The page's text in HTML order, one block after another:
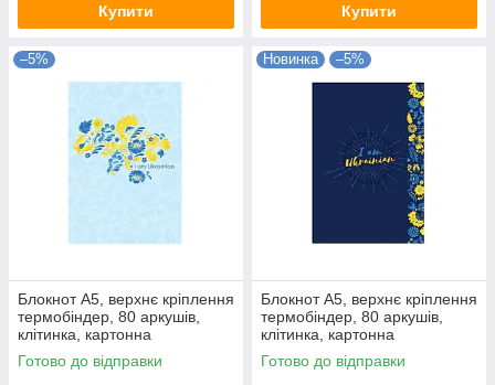
Купити Купити
–5%
Блокнот А5, верхнє кріплення
термобіндер, 80 аркушів,
клітинка, картонна
обкладинка, серія UA
Готово до відправки
Новинка –5%
Блокнот А5, верхнє кріплення
термобіндер, 80 аркушів,
клітинка, картонна
обкладинка, серія UA
Готово до відправки